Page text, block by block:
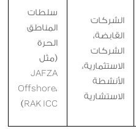
الشركات
القابضة،
الشركات
الاستثمارية،
الأنشطة
الاستشارية
سلطات
المناطق
الحرة
(مثل
JAFZA
Offshore،
RAK ICC)